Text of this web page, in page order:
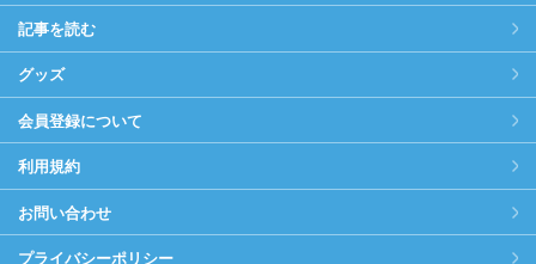
記事を読む
グッズ
会員登録について
利用規約
お問い合わせ
プライバシーポリシー